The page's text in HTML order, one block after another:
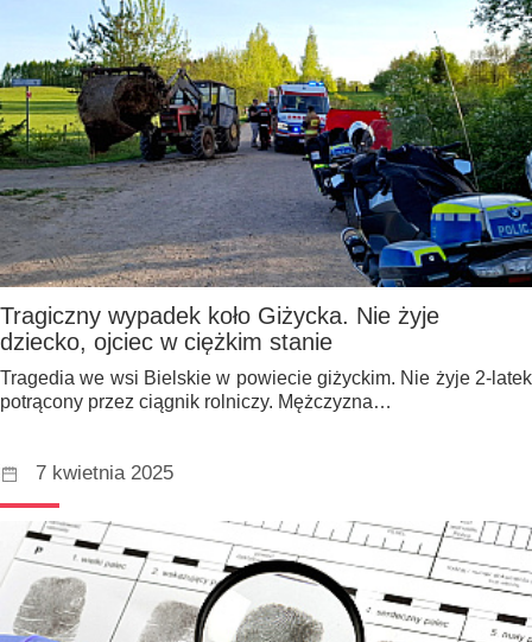
Tragiczny wypadek koło Giżycka. Nie żyje
dziecko, ojciec w ciężkim stanie
Tragedia we wsi Bielskie w powiecie giżyckim. Nie żyje 2-latek
potrącony przez ciągnik rolniczy. Mężczyzna…
7 kwietnia 2025